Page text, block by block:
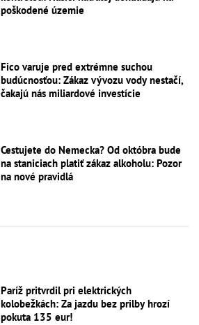
poškodené územie
Fico varuje pred extrémne suchou
budúcnosťou: Zákaz vývozu vody nestačí,
čakajú nás miliardové investície
Cestujete do Nemecka? Od októbra bude
na staniciach platiť zákaz alkoholu: Pozor
na nové pravidlá
Paríž pritvrdil pri elektrických
kolobežkách: Za jazdu bez prilby hrozí
pokuta 135 eur!